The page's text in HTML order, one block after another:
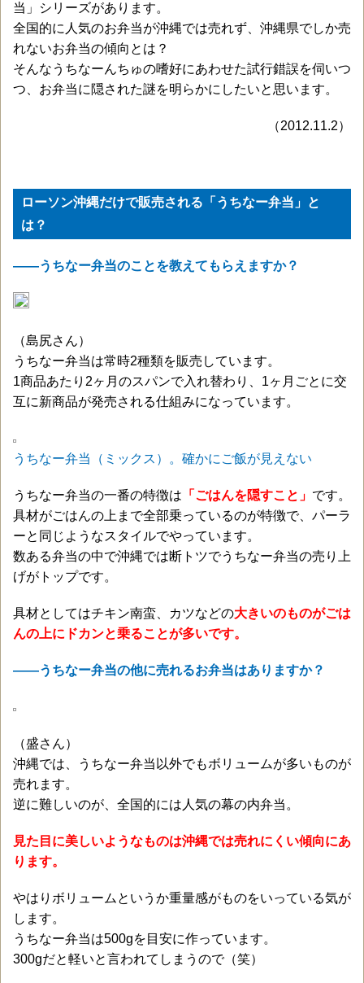
当」シリーズがあります。
全国的に人気のお弁当が沖縄では売れず、沖縄県でしか売
れないお弁当の傾向とは？
そんなうちなーんちゅの嗜好にあわせた試行錯誤を伺いつ
つ、お弁当に隠された謎を明らかにしたいと思います。
（2012.11.2）
ローソン沖縄だけで販売される「うちなー弁当」と
は？
——うちなー弁当のことを教えてもらえますか？
（島尻さん）
うちなー弁当は常時2種類を販売しています。
1商品あたり2ヶ月のスパンで入れ替わり、1ヶ月ごとに交
互に新商品が発売される仕組みになっています。
うちなー弁当（ミックス）。確かにご飯が見えない
うちなー弁当の一番の特徴は 「ごはんを隠すこと」 です。
具材がごはんの上まで全部乗っているのが特徴で、パーラ
ーと同じようなスタイルでやっています。
数ある弁当の中で沖縄では断トツでうちなー弁当の売り上
げがトップです。
具材としてはチキン南蛮、カツなどの大きいのものがごは
んの上にドカンと乗ることが多いです。
——うちなー弁当の他に売れるお弁当はありますか？
（盛さん）
沖縄では、うちなー弁当以外でもボリュームが多いものが
売れます。
逆に難しいのが、全国的には人気の幕の内弁当。
見た目に美しいようなものは沖縄では売れにくい傾向にあ
ります。
やはりボリュームというか重量感がものをいっている気が
します。
うちなー弁当は500gを目安に作っています。
300gだと軽いと言われてしまうので（笑）